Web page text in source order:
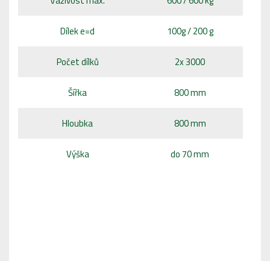
Dílek e=d 100g / 200 g
Počet dílků 2x 3000
Šířka 800 mm
Hloubka 800 mm
Výška do 70 mm